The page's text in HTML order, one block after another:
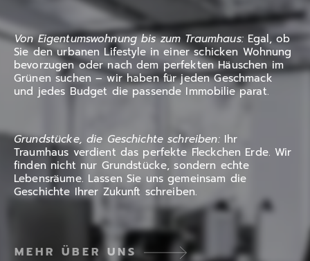
Von Eigentumswohnung bis zum Traumhaus:Egal, ob
Sie den urbanen Lifestyle in einer schicken Wohnung
bevorzugen oder nach dem perfekten Häuschen im
Grünen suchen – wir haben für jeden Geschmack
und jedes Budget die passende Immobilie parat.
Grundstücke, die Geschichte schreiben:Ihr
Traumhaus verdient das perfekte Fleckchen Erde. Wir
finden nicht nur Grundstücke, sondern echte
Lebensräume. Lassen Sie uns gemeinsam die
Geschichte Ihrer Zukunft schreiben.
MEHR ÜBER UNS